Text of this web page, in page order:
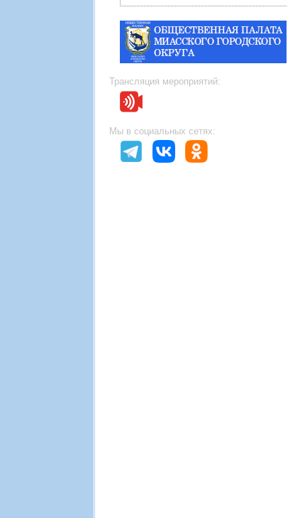
Трансляция мероприятий:
Мы в социальных сетях: